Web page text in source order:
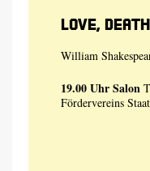
Love,
William
19.00 UhrSalon
Fördervereins